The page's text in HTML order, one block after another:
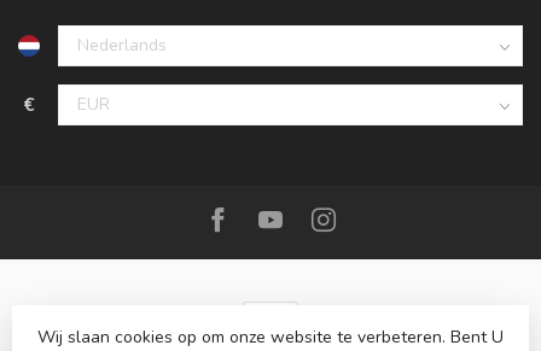
€
Wij slaan cookies op om onze website te verbeteren. Bent U